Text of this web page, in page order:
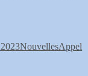
NouvellesAppel